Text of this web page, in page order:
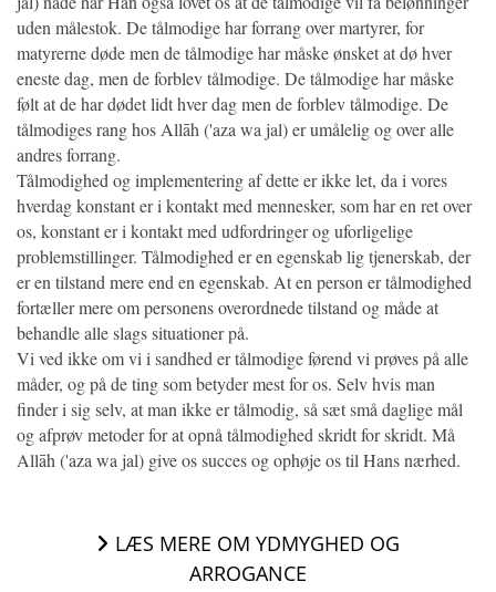
uden målestok. De tålmodige har forrang over martyrer, for
matyrerne døde men de tålmodige har måske ønsket at dø hver
eneste dag, men de forblev tålmodige. De tålmodige har måske
følt at de har dødet lidt hver dag men de forblev tålmodige. De
tålmodiges rang hos Allāh ('aza wa jal) er umålelig og over alle
andres forrang.
Tålmodighed og implementering af dette er ikke let, da i vores
hverdag konstant er i kontakt med mennesker, som har en ret over
os, konstant er i kontakt med udfordringer og uforligelige
problemstillinger. Tålmodighed er en egenskab lig tjenerskab, der
er en tilstand mere end en egenskab. At en person er tålmodighed
fortæller mere om personens overordnede tilstand og måde at
behandle alle slags situationer på.
Vi ved ikke om vi i sandhed er tålmodige førend vi prøves på alle
måder, og på de ting som betyder mest for os. Selv hvis man
finder i sig selv, at man ikke er tålmodig, så sæt små daglige mål
og afprøv metoder for at opnå tålmodighed skridt for skridt. Må
Allāh ('aza wa jal) give os succes og ophøje os til Hans nærhed.
LÆS MERE OM YDMYGHED OG
ARROGANCE